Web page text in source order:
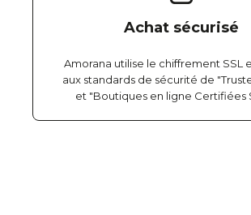
Achat sécurisé
Amorana utilise le chiffrement SSL
aux standards de sécurité de
et "Boutiques en ligne Certifiées